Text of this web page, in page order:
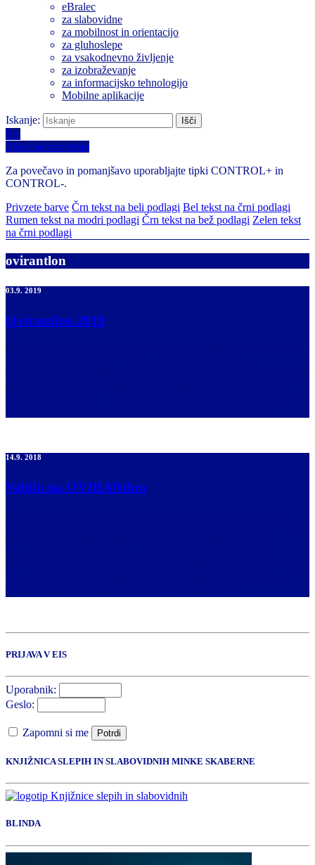
eBralec
za slabovidne
za mobilnost in orientacijo
za gluhoslepe
za vsakodnevno življenje
za izobraževanje
za informacijsko tehnologijo
Mobilne aplikacije
Iskanje:
A+
Izberi barvno temo
Za povečavo in pomanjšavo uporabljajte tipki CONTROL+ in
CONTROL-.
Privzete barve Črn tekst na beli podlagi Bel tekst na črni podlagi
Rumen tekst na modri podlagi Črn tekst na bež podlagi Zelen tekst
na črni podlagi
ovirantlon
03.9. 2019
Ovirantlon 2019
14.9. 2018
Vabilo na OVIRANtlon
PRIJAVA V EIS
Uporabnik:
Geslo:
Zapomni si me Potrdi
KNJIŽNICA SLEPIH IN SLABOVIDNIH MINKE SKABERNE
BLINDA